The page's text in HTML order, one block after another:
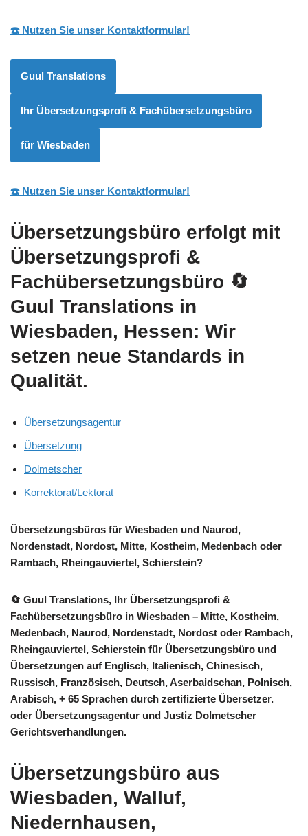
☎️ Nutzen Sie unser Kontaktformular!
Guul Translations
Ihr Übersetzungsprofi & Fachübersetzungsbüro
für Wiesbaden
☎️ Nutzen Sie unser Kontaktformular!
Übersetzungsbüro erfolgt mit
Übersetzungsprofi &
Fachübersetzungsbüro 🔄
Guul Translations in
Wiesbaden, Hessen: Wir
setzen neue Standards in
Qualität.
Übersetzungsagentur
Übersetzung
Dolmetscher
Korrektorat/Lektorat
Übersetzungsbüros für Wiesbaden und Naurod,
Nordenstadt, Nordost, Mitte, Kostheim, Medenbach oder
Rambach, Rheingauviertel, Schierstein?
🔄 Guul Translations, Ihr Übersetzungsprofi &
Fachübersetzungsbüro in Wiesbaden – Mitte, Kostheim,
Medenbach, Naurod, Nordenstadt, Nordost oder Rambach,
Rheingauviertel, Schierstein für Übersetzungsbüro und
Übersetzungen auf Englisch, Italienisch, Chinesisch,
Russisch, Französisch, Deutsch, Aserbaidschan, Polnisch,
Arabisch, + 65 Sprachen durch zertifizierte Übersetzer.
oder Übersetzungsagentur und Justiz Dolmetscher
Gerichtsverhandlungen.
Übersetzungsbüro aus
Wiesbaden, Walluf,
Niedernhausen,